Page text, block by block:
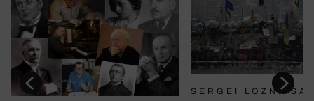
SERGEI LOZNITSA